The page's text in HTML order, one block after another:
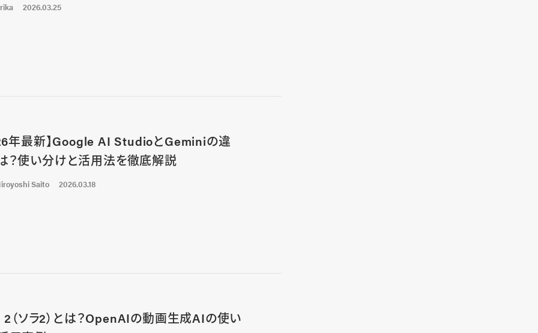
2026.03.25
年最新】Google AI StudioとGeminiの違
？使い分けと活用法を徹底解説
Saito 2026.03.18
（ソラ2）とは？OpenAIの動画生成AIの使い